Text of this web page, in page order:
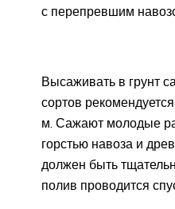
с перепревшим
Высаживать в грунт
сортов
м. Сажают молодые
горстью навоза и
должен быть
полив проводится